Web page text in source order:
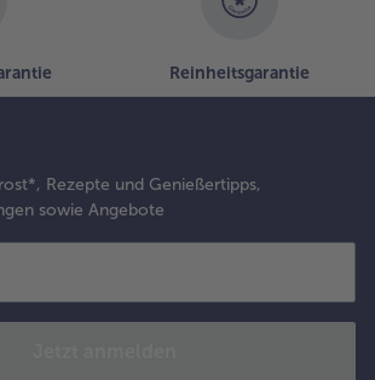
Reinheitsgarantie
Rezepte und Genießertipps,
sowie Angebote